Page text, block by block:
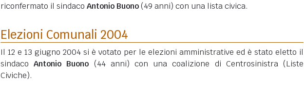
riconfermato il sindaco Antonio Buono(49 anni) con una lista civica.
Elezioni Comunali 2004
Il 12 e 13 giugno 2004 si è votato per le elezioni amministrative ed è stato eletto il
sindacoAntonio Buono (44 anni) con una coalizione di Centrosinistra (Liste
Civiche).